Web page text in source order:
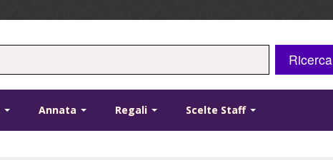
Ricerca
Annata Regali Scelte Staff